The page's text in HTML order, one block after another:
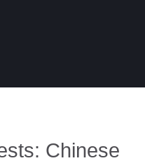
Chinese